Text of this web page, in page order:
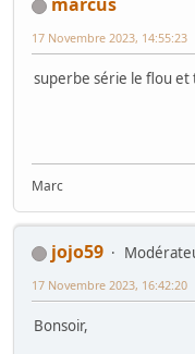
17 Novembre 2023, 14:55:23
superbe série le flou et
Marc
jojo59
17 Novembre 2023, 16:42:20
Bonsoir,